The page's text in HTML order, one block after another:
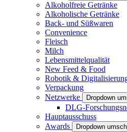
Alkoholfreie Getränke
Alkoholische Getränke
Back- und Süßwaren
Convenience
Fleisch
Milch
Lebensmittelqualität
New Feed & Food
Robotik &
Verpackung
Netzwerke
Dropdown
DLG-
Hauptausschuss
Awards
Dropdown